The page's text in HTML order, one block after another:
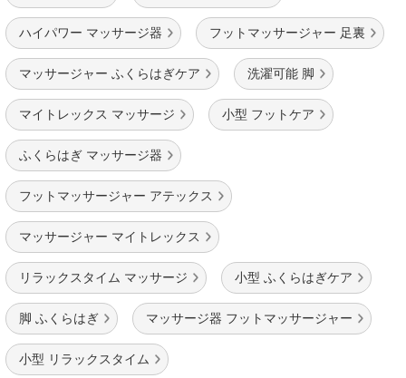
ハイパワー マッサージ器 フットマッサージャー 足裏
マッサージャー ふくらはぎケア 洗濯可能 脚
マイトレックス マッサージ 小型 フットケア
ふくらはぎ マッサージ器
フットマッサージャー アテックス
マッサージャー マイトレックス
リラックスタイム マッサージ 小型 ふくらはぎケア
脚 ふくらはぎ マッサージ器 フットマッサージャー
小型 リラックスタイム